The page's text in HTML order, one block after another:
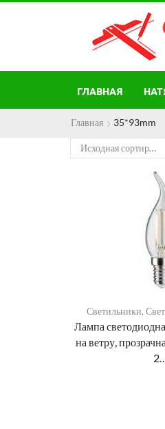
ГЛАВНАЯ
Главная 35*93mm
Светильники,
Лампа
на ветру,